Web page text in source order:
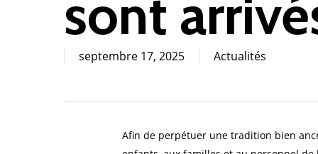
sont
septembre 17, 2025 Actualités
Afin de perpétuer une tradition bien